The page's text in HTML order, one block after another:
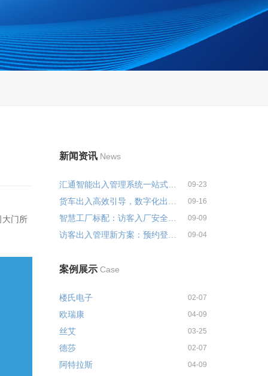
大门所
新闻资讯 News
汇通智能出入管理系统一站式解决... 09-23
09-16
09-09
09-04
案例展示 Case
楼氏电子 02-07
欧瑞康 04-09
丝艾 03-25
德莎 02-07
阿特拉斯 04-09